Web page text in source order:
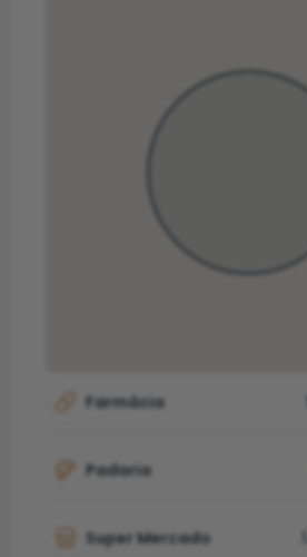
Farmácia
Padaria
Super Mercado